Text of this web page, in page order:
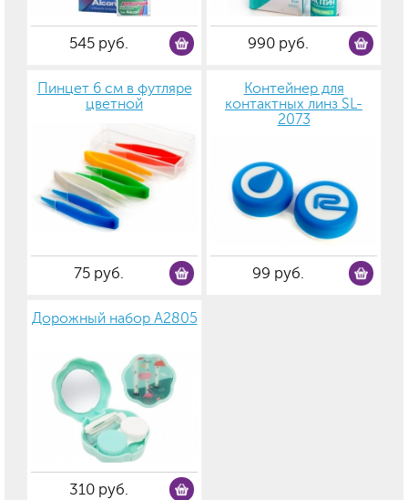
545 руб. 990 руб.
Пинцет 6 см в футляре
цветной
75 руб.
Контейнер для
контактных линз SL-
2073
99 руб.
Дорожный набор А2805
310 руб.